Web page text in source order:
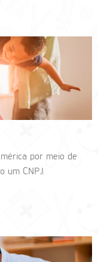
por meio de
um CNPJ.